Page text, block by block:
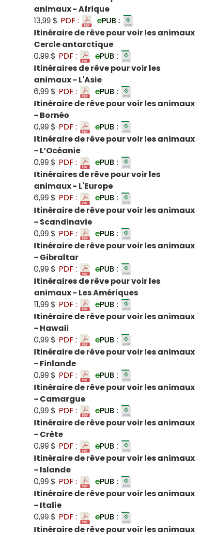
animaux - Afrique
13,99 $ PDF : ePUB :
Itinéraire de rêve pour voir les animaux
Cercle antarctique
0,99 $ PDF : ePUB :
Itinéraires de rêve pour voir les
animaux - L'Asie
6,99 $ PDF : ePUB :
Itinéraire de rêve pour voir les animaux
- Bornéo
0,99 $ PDF : ePUB :
Itinéraire de rêve pour voir les animaux
- L’Océanie
0,99 $ PDF : ePUB :
Itinéraires de rêve pour voir les
animaux - L'Europe
6,99 $ PDF : ePUB :
Itinéraire de rêve pour voir les animaux
- Scandinavie
0,99 $ PDF : ePUB :
Itinéraire de rêve pour voir les animaux
- Gibraltar
0,99 $ PDF : ePUB :
Itinéraires de rêve pour voir les
animaux - Les Amériques
11,99 $ PDF : ePUB :
Itinéraire de rêve pour voir les animaux
- Hawaii
0,99 $ PDF : ePUB :
Itinéraire de rêve pour voir les animaux
- Finlande
0,99 $ PDF : ePUB :
Itinéraire de rêve pour voir les animaux
- Camargue
0,99 $ PDF : ePUB :
Itinéraire de rêve pour voir les animaux
- Crète
0,99 $ PDF : ePUB :
Itinéraire de rêve pour voir les animaux
- Islande
0,99 $ PDF : ePUB :
Itinéraire de rêve pour voir les animaux
- Italie
0,99 $ PDF : ePUB :
Itinéraire de rêve pour voir les animaux